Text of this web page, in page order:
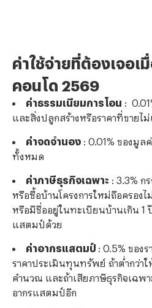
ค่าใช้จ่ายที่ต้องเจอเ
คอนโด 2569
ค่าธรรมเนียมการโอน :
และสิ่งปลูกสร้างหรือราคาที่ขายไ
ค่าจดจำนอง : 0.01% ของมูล
ทั้งหมด
ค่าภาษีธุรกิจเฉพาะ : 3.3% ก
หรือซื้อบ้านโครงการใหม่ถือครอง
หรือมีชื่ออยู่ในทะเบียนบ้านเกิน 1
แสตมป์ด้วย
ค่าอากรแสตมป์ : 0.5% ของร
ราคาประเมินทุนทรัพย์ ถ้าต่ำกว่า
คำนวณ และถ้าเสียภาษีธุรกิจเฉพ
อากรแสตมป์อีก